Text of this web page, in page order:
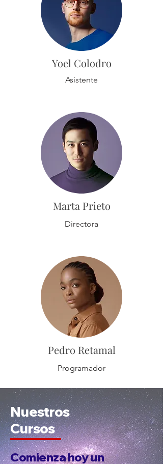
Yoel Colodro
Asistente
Marta Prieto
Directora
Pedro Retamal
Programador
Nuestros
Cursos
Comienza hoy un